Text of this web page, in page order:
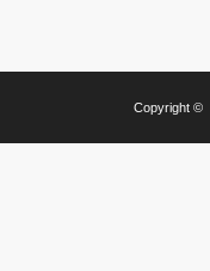
Copyright ©